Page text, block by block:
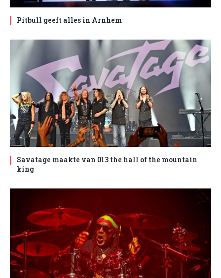
Pitbull geeft alles in Arnhem
Savatage maakte van 013 the hall of the mountain
king